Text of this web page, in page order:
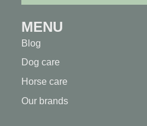
MENU
Blog
Dog care
Horse care
Our brands